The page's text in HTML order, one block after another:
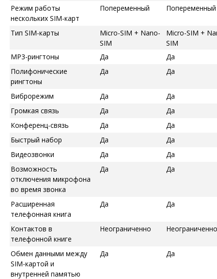
Режим работы
нескольких SIM-карт
Попеременный Попеременный
Тип SIM-карты
Micro-SIM + Nano-
SIM
Micro-SIM +
SIM
MP3-рингтоны
Да
Да
Полифонические
рингтоны
Да Да
Виброрежим Да
Да
Громкая связь
Да
Да
Конференц-связь
Да
Да
Быстрый набор
Да
Да
Видеозвонки
Да
Да
Возможность
отключения микрофона
во время звонка
Да Да
Расширенная
телефонная книга
Да Да
Контактов в
телефонной книге
Неограниченно Неограниченно
Обмен данными между
SIM-картой и
внутренней памятью
Да Да